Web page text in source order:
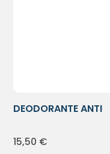
DEODORANTE ANTI
15,50 €